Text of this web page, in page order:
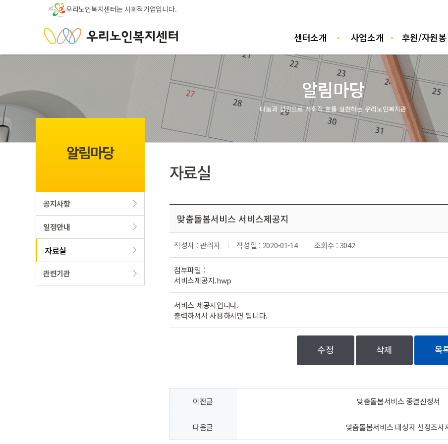
우리노인복지센터는 사회적기업입니다.
센터소개 사업소개 후원/자원봉
알림마당
나눔과 섬김으로 사회적 효를 실천하는 우리노인복지관
알림마당
공지사항
일정안내
자료실
관련기관
자료실
맞춤돌봄서비스 서비스제공지
작성자 : 관리자 작성일 : 2020-01-14 조회수 : 3042
첨부파일 :
서비스제공지.hwp
서비스 제공지입니다.
출력하셔서 사용하시면 됩니다.
수정 삭제 목
이전글 맞춤돌봄서비스 종결신청서
다음글 맞춤돌봄서비스 대상자 선정조사